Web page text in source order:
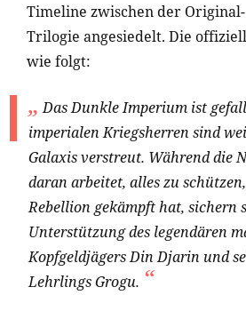
Timeline zwischen der
Trilogie angesiedelt. Die
wie folgt:
Das Dunkle Imperium ist
imperialen Kriegsherren sind
Galaxis verstreut. Während die
daran arbeitet, alles zu
Rebellion gekämpft hat, sichern
Unterstützung des legendären
Kopfgeldjägers Din Djarin und
Lehrlings Grogu.